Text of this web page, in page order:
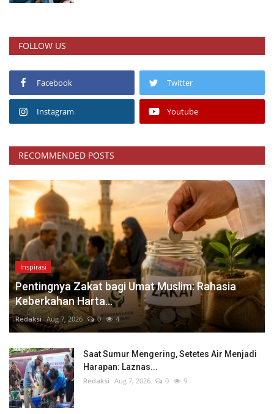
FOLLOW US
Facebook Twitter
Instagram Youtube
RECOMMENDED POSTS
Inspirasi
Pentingnya Zakat bagi Umat Muslim: Rahasia
Keberkahan Harta...
Redaksi Aug 7, 2026 0 4
Saat Sumur Mengering, Setetes Air Menjadi
Harapan: Laznas...
Redaksi Aug 7, 2026 0 9